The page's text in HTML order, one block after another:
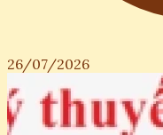
26/07/2026